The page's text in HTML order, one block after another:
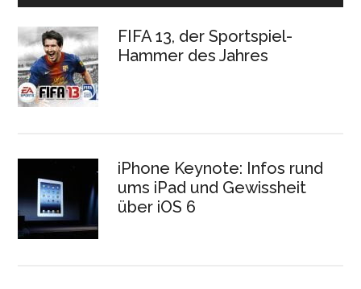
FIFA 13, der Sportspiel-
Hammer des Jahres
iPhone Keynote: Infos rund
ums iPad und Gewissheit
über iOS 6